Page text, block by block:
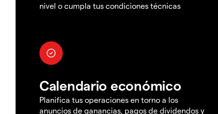
nivel o cumpla tus condiciones técnicas
Calendario económico
Planifica tus operaciones en torno a los
anuncios de ganancias, pagos de dividendos y